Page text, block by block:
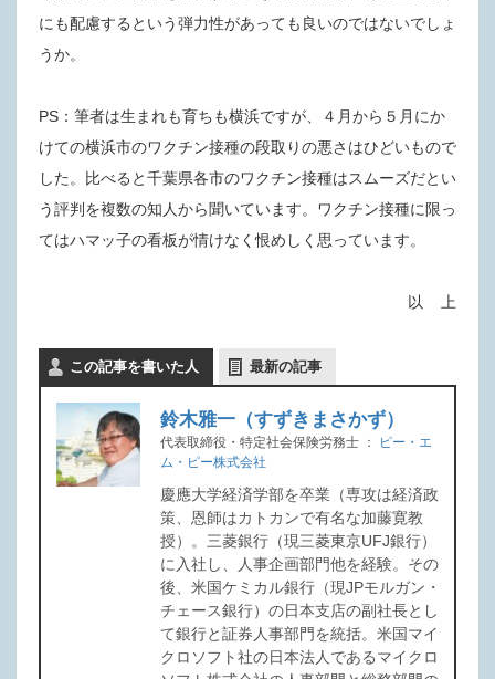
にも配慮するという弾力性があっても良いのではないでしょ
うか。
PS： 筆者は生まれも育ちも横浜ですが、４ 月から５ 月にか
けての横浜市のワクチン接種の段取りの悪さはひどいもので
した。比べると千葉県各市のワクチン接種はスムーズだとい
う評判を複数の知人から聞いています。ワクチン接種に限っ
てはハマッ子の看板が情けなく恨めしく思っています。
以 上
この記事を書いた人 最新の記事
鈴木雅一（すずきまさかず）
代表取締役・特定社会保険労務士 ：
ピー・エ
ム・ピー株式会社
慶應大学経済学部を卒業（専攻は経済政
策、恩師はカトカンで有名な加藤寛教
授）。三菱銀行（現三菱東京UFJ銀行）
に入社し、人事企画部門他を経験。その
後、米国ケミカル銀行（現JPモルガン・
チェース銀行）の日本支店の副社長とし
て銀行と証券人事部門を統括。米国マイ
クロソフト社の日本法人であるマイクロ